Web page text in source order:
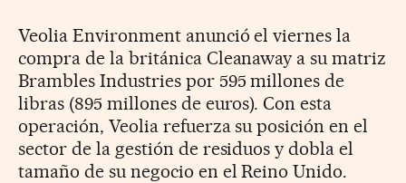
Veolia Environment anunció el viernes la
compra de la británica Cleanaway a su matriz
Brambles Industries por 595 millones de
libras (895 millones de euros). Con esta
operación, Veolia refuerza su posición en el
sector de la gestión de residuos y dobla el
tamaño de su negocio en el Reino Unido.